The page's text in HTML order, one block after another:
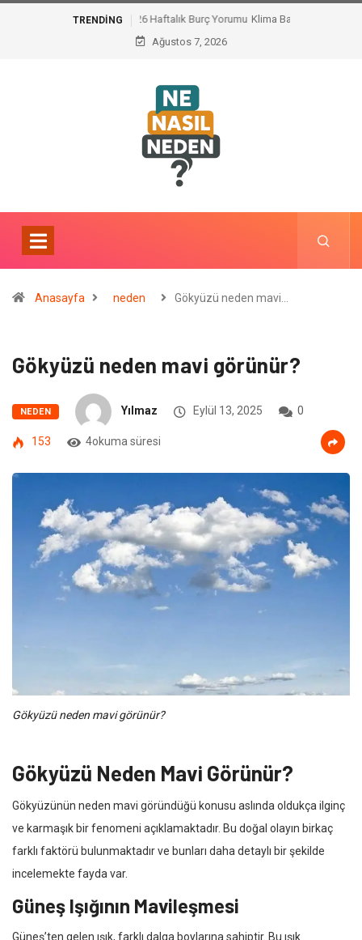
TRENDING
Klima Bakımının Önemi Nedir ?
Ağustos 7, 2026
Anasayfa neden Gökyüzü neden mavi…
Gökyüzü neden mavi görünür?
NEDEN Yılmaz Eylül 13, 2025 0
153 4okuma süresi
Gökyüzü neden mavi görünür?
Gökyüzü Neden Mavi Görünür?
Gökyüzünün neden mavi göründüğü konusu aslında oldukça ilginç
ve karmaşık bir fenomeni açıklamaktadır. Bu doğal olayın birkaç
farklı faktörü bulunmaktadır ve bunları daha detaylı bir şekilde
incelemekte fayda var.
Güneş Işığının Mavileşmesi
Güneş’ten gelen ışık, farklı dalga boylarına sahiptir. Bu ışık